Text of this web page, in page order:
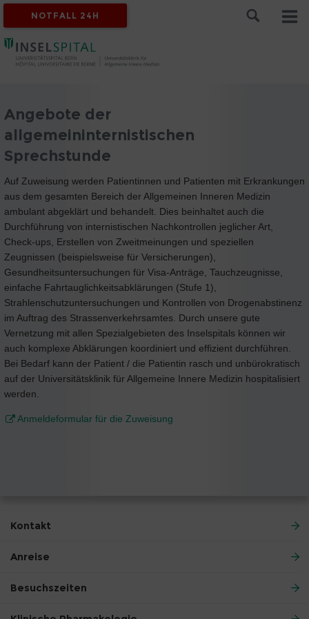
NOTFALL 24H
Angebote der
allgemeininternistischen
Sprechstunde
Auf Zuweisung werden Patientinnen und Patienten mit Erkrankungen
aus dem gesamten Bereich der Allgemeinen Inneren Medizin
ambulant abgeklärt und behandelt. Dies beinhaltet auch die
Durchführung von internistischen Nachkontrollen jeglicher Art,
Check-ups, Erstellen von Zweitmeinungen und speziellen
Zeugnissen (beispielsweise für Versicherungen),
Gesundheitsuntersuchungen für Visa-Anträge, Tauchzeugnisse,
einfache Fahrtauglichkeitsabklärungen (Stufe 1),
Strahlenschutzuntersuchungen und Kontrollen von Drogenabstinenz
im Auftrag des Strassenverkehrsamtes. Durch unsere gute
Vernetzung mit allen Spezialgebieten des Inselspitals können wir
auch komplexe Abklärungen koordiniert und effizient durchführen.
Bei Bedarf kann der Patient / die Patientin rasch und unbürokratisch
auf der Universitätsklinik für Allgemeine Innere Medizin hospitalisiert
werden.
Anmeldeformular für die Zuweisung
Kontakt
Anreise
Besuchszeiten